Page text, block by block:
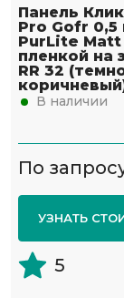
Панель
Pro Gofr 0,5
PurLite Matt
пленкой на
RR 32
В наличии
По
УЗНАТЬ
5